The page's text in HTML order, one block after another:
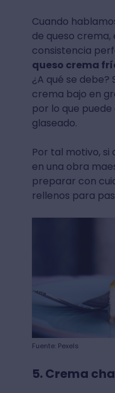
Cuando
de queso
consistencia
queso crema
¿A qué se debe?
crema bajo en
por lo que
glaseado.
Por tal motivo,
en una obra
preparar con
rellenos para
Fuente: Pexels
5. Crema